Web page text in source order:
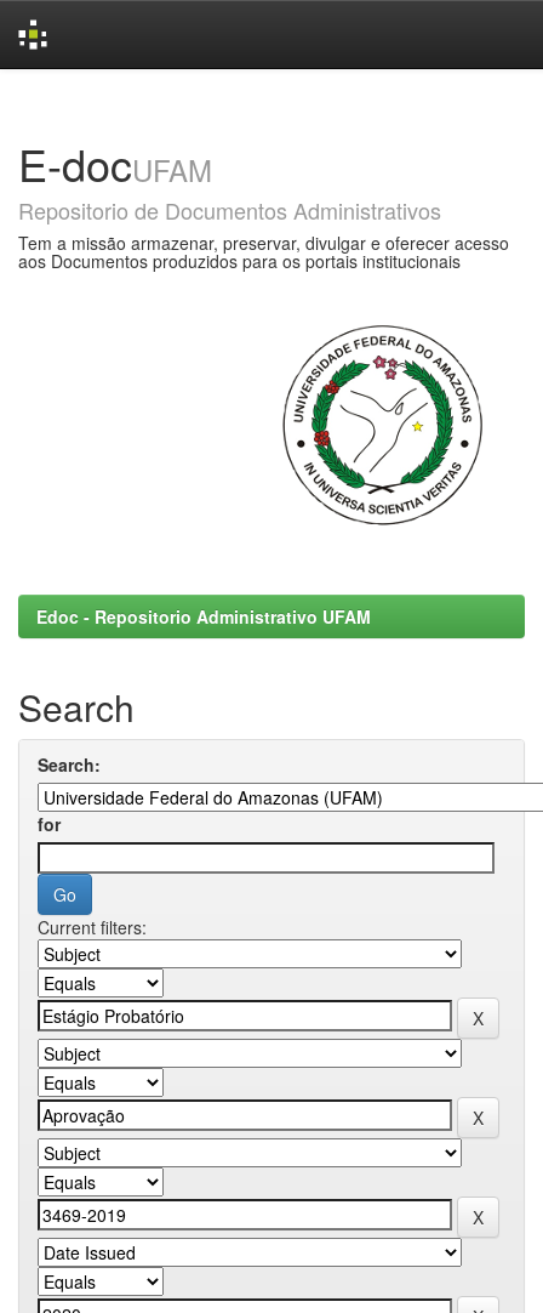
E-docUFAM
Repositorio de Documentos Administrativos
Tem a missão armazenar, preservar, divulgar e oferecer acesso
aos Documentos produzidos para os portais institucionais
Edoc - Repositorio Administrativo UFAM
Search
Search:
for
Current filters: